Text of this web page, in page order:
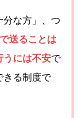
な方」 、つ
送ることは
うには不安で
きる制度で